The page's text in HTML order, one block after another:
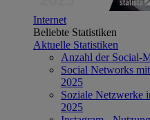
Internet
Beliebte Statistiken
Aktuelle Statistiken
Anzahl der Social-
Social Networks
2025
Soziale Netzwerke
2025